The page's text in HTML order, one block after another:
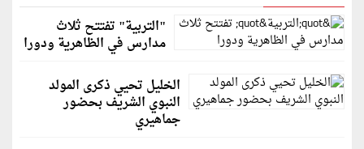
"التربية" تفتتح ثلاث
مدارس في الظاهرية ودورا
الخليل تحيي ذكرى المولد
النبوي الشريف بحضور
جماهيري